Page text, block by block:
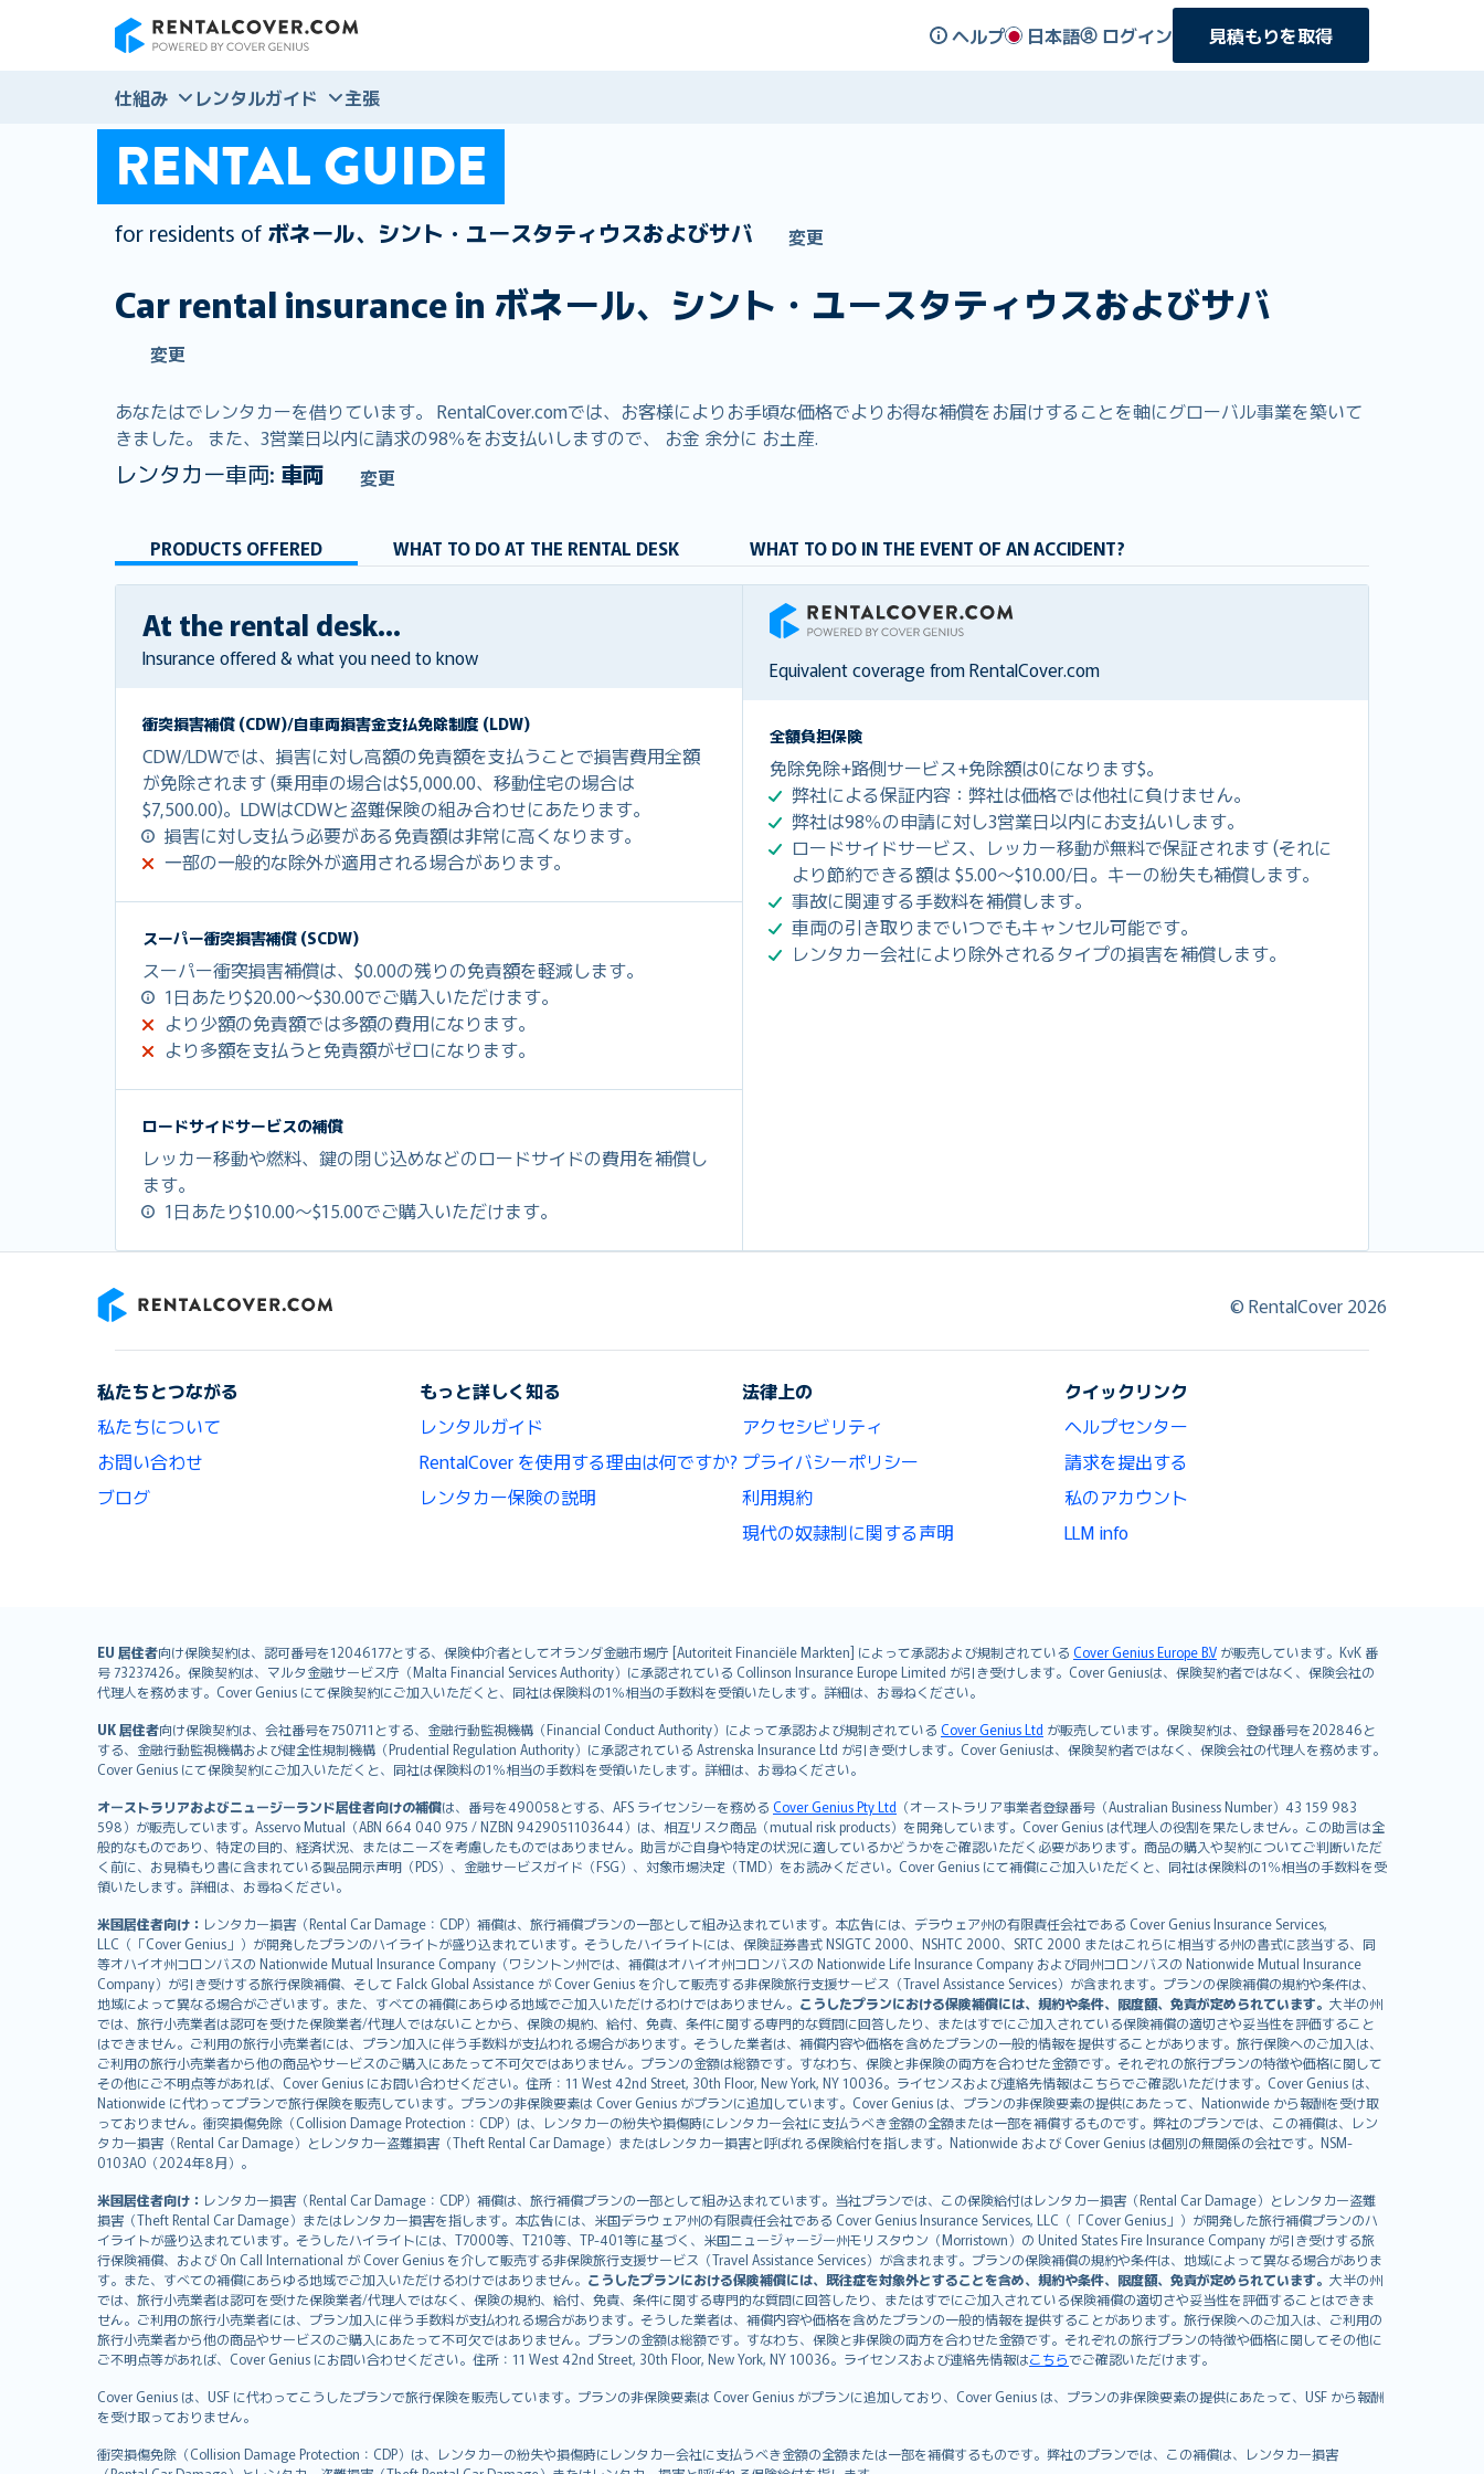
ヘルプ 日本語 ログイン 見積もりを取得
仕組み レンタルガイド 主張
RENTAL GUIDE
for residents of ボネール、シント・ユースタティウスおよびサバ 変更
Car rental insurance in ボネール、シント・ユースタティウスおよびサバ
変更
あなたはでレンタカーを借りています。 RentalCover.comでは、お客様によりお手頃な価格でよりお得な補償をお届けすることを軸にグローバル事業を築いて
きました。 また、3営業日以内に請求の98％をお支払いしますので、 お金 余分に お土産.
レンタカー車両: 車両 変更
PRODUCTS OFFERED WHAT TO DO AT THE RENTAL DESK WHAT TO DO IN THE EVENT OF AN ACCIDENT?
At the rental desk...
Insurance offered & what you need to know
衝突損害補償 (CDW)/自車両損害金支払免除制度 (LDW)
CDW/LDWでは、損害に対し高額の免責額を支払うことで損害費用全額
が免除されます (乗用車の場合は$5,000.00、移動住宅の場合は
$7,500.00)。LDWはCDWと盗難保険の組み合わせにあたります。
損害に対し支払う必要がある免責額は非常に高くなります。
一部の一般的な除外が適用される場合があります。
スーパー衝突損害補償 (SCDW)
スーパー衝突損害補償は、$0.00の残りの免責額を軽減します。
1日あたり$20.00～$30.00でご購入いただけます。
より少額の免責額では多額の費用になります。
より多額を支払うと免責額がゼロになります。
ロードサイドサービスの補償
レッカー移動や燃料、鍵の閉じ込めなどのロードサイドの費用を補償し
ます。
1日あたり$10.00～$15.00でご購入いただけます。
RentalCover
Equivalent coverage from RentalCover.com
全額負担保険
免除免除+路側サービス+免除額は0になります$。
弊社による保証内容：弊社は価格では他社に負けません。
弊社は98％の申請に対し3営業日以内にお支払いします。
ロードサイドサービス、レッカー移動が無料で保証されます (それに
より節約できる額は $5.00～$10.00/日。キーの紛失も補償します。
事故に関連する手数料を補償します。
車両の引き取りまでいつでもキャンセル可能です。
レンタカー会社により除外されるタイプの損害を補償します。
© RentalCover 2026
私たちとつながる
私たちについて
お問い合わせ
ブログ
もっと詳しく知る
レンタルガイド
RentalCover を使用する理由は何ですか?
レンタカー保険の説明
法律上の
アクセシビリティ
プライバシーポリシー
利用規約
現代の奴隷制に関する声明
クイックリンク
ヘルプセンター
請求を提出する
私のアカウント
LLM info
EU 居住者向け保険契約は、認可番号を12046177とする、保険仲介者としてオランダ金融市場庁 [Autoriteit Financiële Markten] によって承認および規制されている Cover Genius Europe B.V が販売しています。KvK 番
号 73237426。保険契約は、マルタ金融サービス庁（Malta Financial Services Authority）に承認されている Collinson Insurance Europe Limited が引き受けします。Cover Geniusは、保険契約者ではなく、保険会社の
代理人を務めます。Cover Genius にて保険契約にご加入いただくと、同社は保険料の1％相当の手数料を受領いたします。詳細は、お尋ねください。
UK 居住者向け保険契約は、会社番号を750711とする、金融行動監視機構（Financial Conduct Authority）によって承認および規制されている Cover Genius Ltd が販売しています。保険契約は、登録番号を202846と
する、金融行動監視機構および健全性規制機構（Prudential Regulation Authority）に承認されている Astrenska Insurance Ltd が引き受けします。Cover Geniusは、保険契約者ではなく、保険会社の代理人を務めます。
Cover Genius にて保険契約にご加入いただくと、同社は保険料の1％相当の手数料を受領いたします。詳細は、お尋ねください。
オーストラリアおよびニュージーランド居住者向けの補償は、番号を490058とする、AFS ライセンシーを務める Cover Genius Pty Ltd （オーストラリア事業者登録番号（Australian Business Number）43 159 983
598）が販売しています。Asservo Mutual（ABN 664 040 975 / NZBN 9429051103644）は、相互リスク商品（mutual risk products）を開発しています。Cover Genius は代理人の役割を果たしません。この助言は全
般的なものであり、特定の目的、経済状況、またはニーズを考慮したものではありません。助言がご自身や特定の状況に適しているかどうかをご確認いただく必要があります。商品の購入や契約についてご判断いただ
く前に、お見積もり書に含まれている製品開示声明（PDS）、金融サービスガイド（FSG）、対象市場決定（TMD）をお読みください。Cover Genius にて補償にご加入いただくと、同社は保険料の1％相当の手数料を受
領いたします。詳細は、お尋ねください。
米国居住者向け： レンタカー損害（Rental Car Damage：CDP）補償は、旅行補償プランの一部として組み込まれています。本広告には、デラウェア州の有限責任会社である Cover Genius Insurance Services,
LLC（「Cover Genius」）が開発したプランのハイライトが盛り込まれています。そうしたハイライトには、保険証券書式 NSIGTC 2000、NSHTC 2000、SRTC 2000 またはこれらに相当する州の書式に該当する、同
等オハイオ州コロンバスの Nationwide Mutual Insurance Company（ワシントン州では、補償はオハイオ州コロンバスの Nationwide Life Insurance Company および同州コロンバスの Nationwide Mutual Insurance
Company）が引き受けする旅行保険補償、そして Falck Global Assistance が Cover Genius を介して販売する非保険旅行支援サービス（Travel Assistance Services）が含まれます。プランの保険補償の規約や条件は、
地域によって異なる場合がございます。また、すべての補償にあらゆる地域でご加入いただけるわけではありません。 こうしたプランにおける保険補償には、規約や条件、限度額、免責が定められています。 大半の州
では、旅行小売業者は認可を受けた保険業者/代理人ではないことから、保険の規約、給付、免責、条件に関する専門的な質問に回答したり、またはすでにご加入されている保険補償の適切さや妥当性を評価すること
はできません。ご利用の旅行小売業者には、プラン加入に伴う手数料が支払われる場合があります。そうした業者は、補償内容や価格を含めたプランの一般的情報を提供することがあります。旅行保険へのご加入は、
ご利用の旅行小売業者から他の商品やサービスのご購入にあたって不可欠ではありません。プランの金額は総額です。すなわち、保険と非保険の両方を合わせた金額です。それぞれの旅行プランの特徴や価格に関して
その他にご不明点等があれば、Cover Genius にお問い合わせください。住所：11 West 42nd Street, 30th Floor, New York, NY 10036。ライセンスおよび連絡先情報はこちらでご確認いただけます。Cover Genius は、
Nationwide に代わってプランで旅行保険を販売しています。プランの非保険要素は Cover Genius がプランに追加しています。Cover Genius は、プランの非保険要素の提供にあたって、Nationwide から報酬を受け取
っておりません。衝突損傷免除（Collision Damage Protection：CDP）は、レンタカーの紛失や損傷時にレンタカー会社に支払うべき金額の全額または一部を補償するものです。弊社のプランでは、この補償は、レン
タカー損害（Rental Car Damage）とレンタカー盗難損害（Theft Rental Car Damage）またはレンタカー損害と呼ばれる保険給付を指します。Nationwide および Cover Genius は個別の無関係の会社です。NSM-
0103AO（2024年8月）。
米国居住者向け： レンタカー損害（Rental Car Damage：CDP）補償は、旅行補償プランの一部として組み込まれています。当社プランでは、この保険給付はレンタカー損害（Rental Car Damage）とレンタカー盗難
損害（Theft Rental Car Damage）またはレンタカー損害を指します。本広告には、米国デラウェア州の有限責任会社である Cover Genius Insurance Services, LLC（「Cover Genius」）が開発した旅行補償プランのハ
イライトが盛り込まれています。そうしたハイライトには、T7000等、T210等、TP-401等に基づく、米国ニュージャージー州モリスタウン（Morristown）の United States Fire Insurance Company が引き受けする旅
行保険補償、および On Call International が Cover Genius を介して販売する非保険旅行支援サービス（Travel Assistance Services）が含まれます。プランの保険補償の規約や条件は、地域によって異なる場合がありま
す。また、すべての補償にあらゆる地域でご加入いただけるわけではありません。 こうしたプランにおける保険補償には、既往症を対象外とすることを含め、規約や条件、限度額、免責が定められています。 大半の州
では、旅行小売業者は認可を受けた保険業者/代理人ではなく、保険の規約、給付、免責、条件に関する専門的な質問に回答したり、またはすでにご加入されている保険補償の適切さや妥当性を評価することはできま
せん。ご利用の旅行小売業者には、プラン加入に伴う手数料が支払われる場合があります。そうした業者は、補償内容や価格を含めたプランの一般的情報を提供することがあります。旅行保険へのご加入は、ご利用の
旅行小売業者から他の商品やサービスのご購入にあたって不可欠ではありません。プランの金額は総額です。すなわち、保険と非保険の両方を合わせた金額です。それぞれの旅行プランの特徴や価格に関してその他に
ご不明点等があれば、Cover Genius にお問い合わせください。住所：11 West 42nd Street, 30th Floor, New York, NY 10036。ライセンスおよび連絡先情報はこちらでご確認いただけます。
Cover Genius は、USF に代わってこうしたプランで旅行保険を販売しています。プランの非保険要素は Cover Genius がプランに追加しており、Cover Genius は、プランの非保険要素の提供にあたって、USF から報酬
を受け取っておりません。
衝突損傷免除（Collision Damage Protection：CDP）は、レンタカーの紛失や損傷時にレンタカー会社に支払うべき金額の全額または一部を補償するものです。弊社のプランでは、この補償は、レンタカー損害
English (UK)
English (US)
Deutsch
français
Nederlands
italiano
简体中文
繁體中文
Português
polski
עברית
Português
svenska
日本語
한국어
dansk
norsk
suomi
العربيّة
česky
Русский
ภาษาไทย
български
català
Hrvatski
eesti
Ελληνικά
Magyar
Íslenska